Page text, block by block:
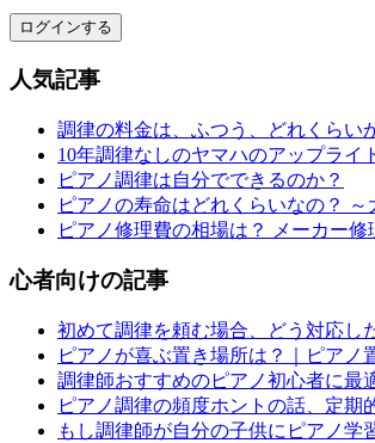
ログインする
人気記事
調律の料金は、ふつう、どれくらい
10年調律なしのヤマハのアップライ
ピアノ調律は自分でできるのか？
ピアノの寿命はどれくらいなの？
ピアノ修理費の相場は？ メーカー
心者向けの記事
初めて調律を頼む場合、どう対応し
ピアノが喜ぶ置き場所は？｜ピアノ
調律師おすすめのピアノ初心者に最
ピアノ調律の頻度ホントの話、定期
もし調律師が自分の子供にピアノ学